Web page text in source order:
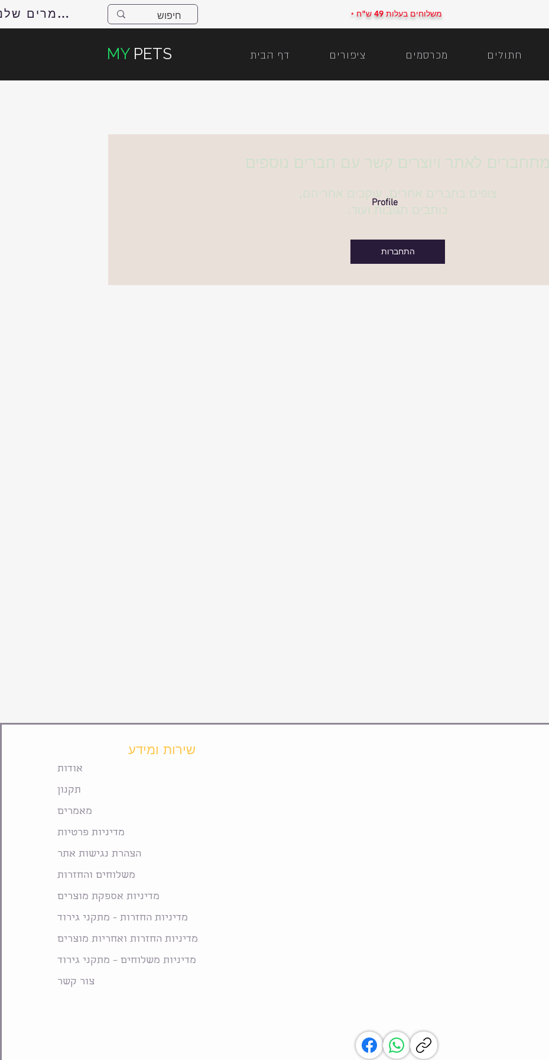
* משלוחים בעלות 49 ש"ח למאמרים שלנו
MYPETS דף הבית ציפורים מכרסמים חתולים
מתחברים לאתר ויוצרים קשר עם חברים נוספים
צופים בחברים אחרים, עוקבים אחריהם,
כותבים תגובות ועוד.
התחברות
Profile
שירות ומידע
אודות
תקנון
מאמרים
מדיניות פרטיות
הצהרת נגישות אתר
משלוחים והחזרות
מדיניות אספקת מוצרים
מדיניות החזרות - מתקני גירוד
מדיניות החזרות ואחריות מוצרים
מדיניות משלוחים – מתקני גירוד
צור קשר